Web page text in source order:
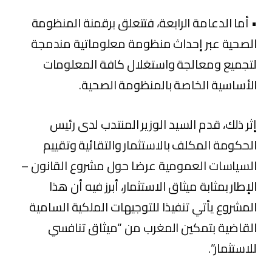
• أما الدعامة الرابعة، فتتعلق برقمنة المنظومة
الصحية عبر إحداث منظومة معلوماتية مندمجة
لتجميع ومعالجة واستغلال كافة المعلومات
الأساسية الخاصة بالمنظومة الصحية.
إثر ذلك، قدم السيد الوزير المنتدب لدى رئيس
الحكومة المكلف بالاستثمار والتقائية وتقييم
السياسات العمومية عرضا حول مشروع القانون –
الإطار بمثابة ميثاق الاستثمار، أبرز فيه أن هذا
المشروع يأتي تنفيذا للتوجيهات الملكية السامية
القاضية بتمكين المغرب من “ميثاق تنافسي
للاستثمار”.